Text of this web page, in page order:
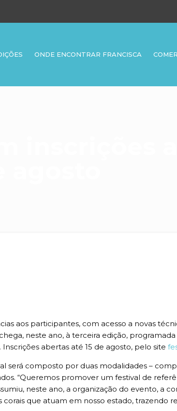
ONDE ENCONTRAR FRANCISCA
aos participantes, com acesso a novas
neste ano, à terceira edição,
abertas até 15 de agosto, pelo site
será composto por duas modalidades –
“Queremos promover um festival de
neste ano, a organização do evento, a
que atuam em nosso estado, trazendo